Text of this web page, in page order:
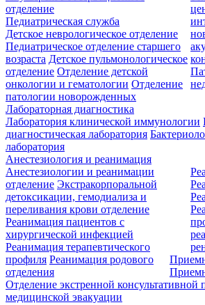
отделение
Педиатрическая служба
Детское неврологическое отделение
Педиатрическое отделение старшего
возраста Детское пульмонологическое
отделение Отделение детской
онкологии и гематологии Отделение
патологии новорожденных
Лабораторная диагностика
Лаборатория клинической иммунологии
диагностическая лаборатория
лаборатория
Анестезиология и реанимация
Анестезиологии и реанимации
отделение Экстракорпоральной
детоксикации, гемодиализа и
переливания крови отделение
Реанимация пациентов с
хирургической инфекцией
Реанимация терапевтического
профиля Реанимация родового
отделения
Отделение экстренной
медицинской эвакуации